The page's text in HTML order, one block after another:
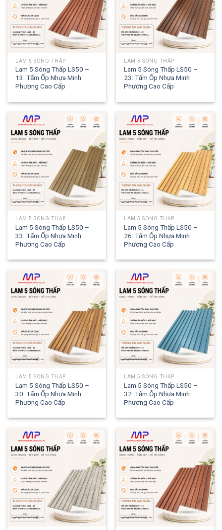
LAM 5 SÓNG THẤP
Lam 5 Sóng Thấp LS50 –
13: Tấm Ốp Nhựa Minh
Phương Cao Cấp
LAM 5 SÓNG THẤP
Lam 5 Sóng Thấp LS50 –
23: Tấm Ốp Nhựa Minh
Phương Cao Cấp
LAM 5 SÓNG THẤP
Lam 5 Sóng Thấp LS50 –
33: Tấm Ốp Nhựa Minh
Phương Cao Cấp
LAM 5 SÓNG THẤP
Lam 5 Sóng Thấp LS50 –
26: Tấm Ốp Nhựa Minh
Phương Cao Cấp
LAM 5 SÓNG THẤP
Lam 5 Sóng Thấp LS50 –
30: Tấm Ốp Nhựa Minh
Phương Cao Cấp
LAM 5 SÓNG THẤP
Lam 5 Sóng Thấp LS50 –
32: Tấm Ốp Nhựa Minh
Phương Cao Cấp